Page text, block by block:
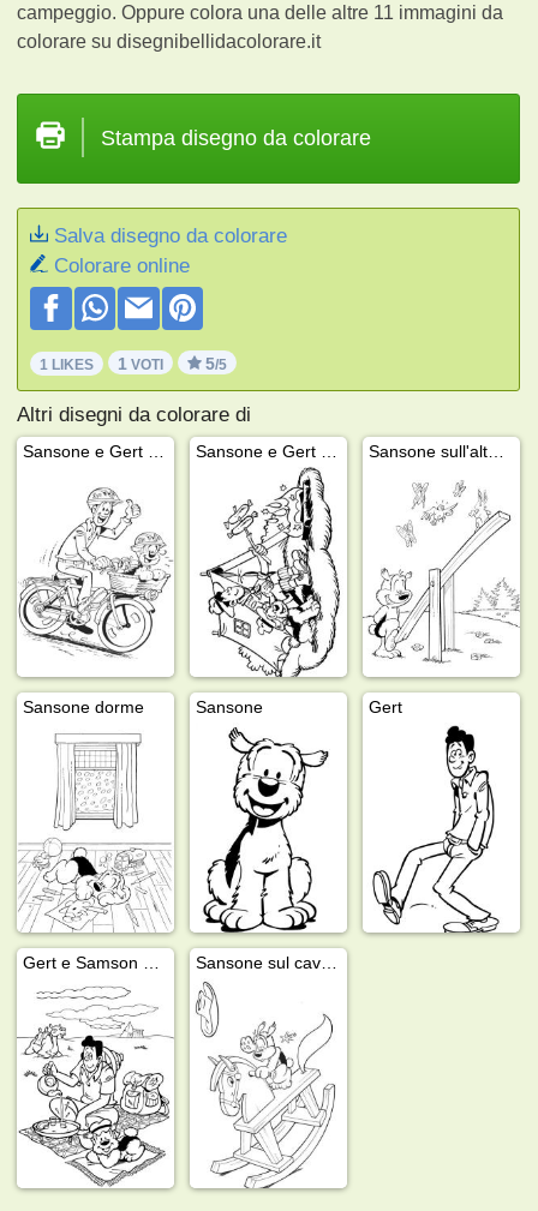
campeggio. Oppure colora una delle altre 11 immagini da
colorare su disegnibellidacolorare.it
Stampa disegno da colorare
Salva disegno da colorare
Colorare online
1 LIKES 1 VOTI 5/5
Altri disegni da colorare di
Sansone dorme Sansone Gert